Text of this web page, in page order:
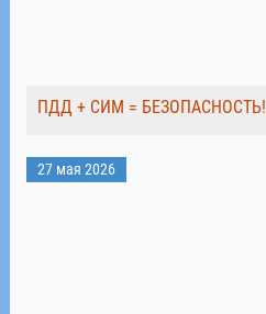
ПДД + СИМ = БЕЗОПАСНОСТЬ!
27 мая 2026